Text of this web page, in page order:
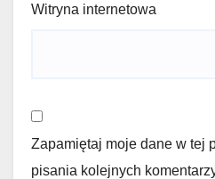
Witryna internetowa
Zapamiętaj moje dane w tej
pisania kolejnych